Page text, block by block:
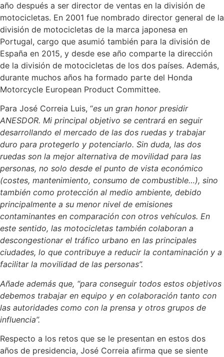
año después a ser director de ventas en la división de
motocicletas. En 2001 fue nombrado director general de la
división de motocicletas de la marca japonesa en
Portugal, cargo que asumió también para la división de
España en 2015, y desde ese año comparte la dirección
de la división de motocicletas de los dos países. Además,
durante muchos años ha formado parte del Honda
Motorcycle European Product Committee.
Para José Correia Luis, “es un gran honor presidir
ANESDOR. Mi principal objetivo se centrará en seguir
desarrollando el mercado de las dos ruedas y trabajar
duro para protegerlo y potenciarlo. Sin duda, las dos
ruedas son la mejor alternativa de movilidad para las
personas, no solo desde el punto de vista económico
(costes, mantenimiento, consumo de combustible…), sino
también como protección al medio ambiente, debido
principalmente a su menor nivel de emisiones
contaminantes en comparación con otros vehículos. En
este sentido, las motocicletas también colaboran a
descongestionar el tráfico urbano en las principales
ciudades, lo que contribuye a reducir la contaminación y a
facilitar la movilidad de las personas”.
Añade además que, “para conseguir todos estos objetivos
debemos trabajar en equipo y en colaboración tanto con
las autoridades como con la prensa y otros grupos de
influencia”.
Respecto a los retos que se le presentan en estos dos
años de presidencia, José Correia afirma que se siente